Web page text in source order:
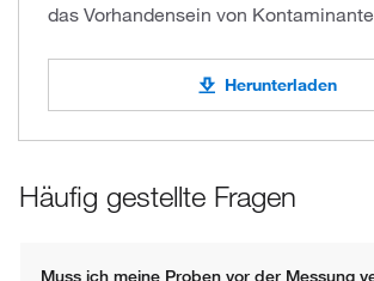
das Vorhandensein von
Herunterladen
Häufig gestellte Fragen
Muss ich meine Proben vor der Messung